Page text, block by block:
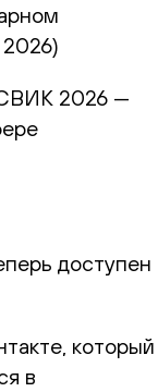
СВИК 2026 —
доступен
который
в